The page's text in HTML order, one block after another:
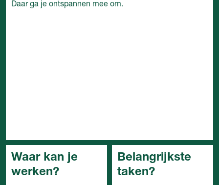
Daar ga je ontspannen mee om.
Waar kan je
werken?
Belangrijkste
taken?